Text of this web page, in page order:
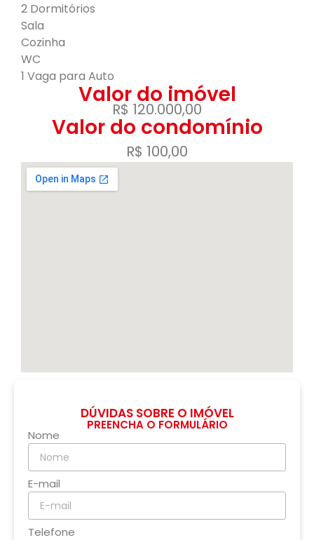
2 Dormitórios
Sala
Cozinha
WC
1 Vaga para Auto
Valor do imóvel
R$ 120.000,00
Valor do condomínio
R$ 100,00
DÚVIDAS SOBRE O IMÓVEL
PREENCHA O FORMULÁRIO
Nome
E-mail
Telefone